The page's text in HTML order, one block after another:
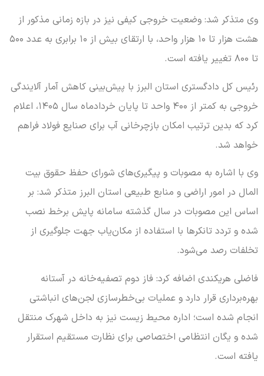
وی متذکر شد: وضعیت خروجی کیفی نیز در بازه زمانی مذکور از
هشت هزار تا ۱۰ هزار واحد، با ارتقای بیش از ۱۰ برابری به عدد ۵۰۰
تا ۸۰۰ تغییر یافته است.
رئیس کل دادگستری استان البرز با پیش‌بینی کاهش آمار آلایندگی
خروجی به کمتر از ۴۰۰ واحد تا پایان خردادماه سال ۱۴۰۵، اعلام
کرد که بدین ترتیب امکان بازچرخانی آب برای صنایع فولاد فراهم
خواهد شد.
وی با اشاره به مصوبات و پیگیری‌های شورای حفظ حقوق بیت
المال در امور اراضی و منابع طبیعی استان البرز متذکر شد: بر
اساس این مصوبات در سال گذشته سامانه پایش برخط نصب
شده و تردد تانکرها با استفاده از مکان‌یاب جهت جلوگیری از
تخلفات رصد می‌شود.
فاضلی هریکندی اضافه کرد: فاز دوم تصفیه‌خانه در آستانه
بهره‌برداری قرار دارد و عملیات بی‌خطرسازی لجن‌های انباشتی
انجام شده است؛ اداره محیط زیست نیز به داخل شهرک منتقل
شده و یگان انتظامی اختصاصی برای نظارت مستقیم استقرار
یافته است.